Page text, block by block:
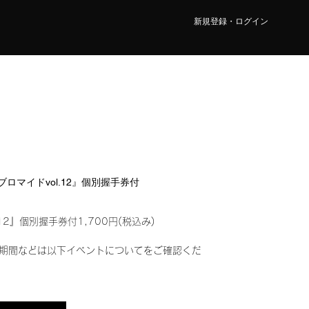
新規登録・ログイン
ロマイドvol.12』個別握手券付
』個別握手券付1,700円(税込み)
間などは以下イベントについてをご確認くだ